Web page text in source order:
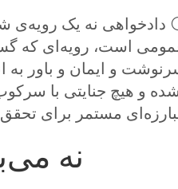
دادخواهی نه یک رویه‌ی
است، رویه‌ای که
و ایمان و باور به
و هیچ جنایتی با
مستمر برای
نه